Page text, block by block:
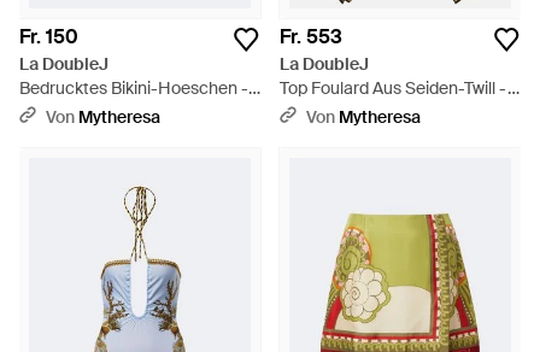
Fr. 150
La DoubleJ
Bedrucktes Bikini-Hoeschen -
WeißVon Mytheresa
Fr. 553
La DoubleJ
Top Foulard Aus Seiden-Twill -
Schwarz
Von Mytheresa